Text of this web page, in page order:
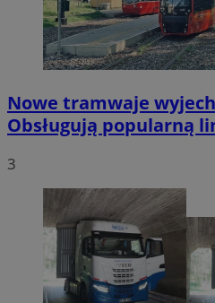
Nowe tramwaje
Obsługują popularną
3